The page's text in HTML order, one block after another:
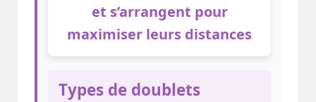
et s’arrangent pour
maximiser leurs distances
Types de doublets